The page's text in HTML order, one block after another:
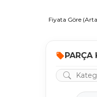
Fiyata Göre
PARÇA